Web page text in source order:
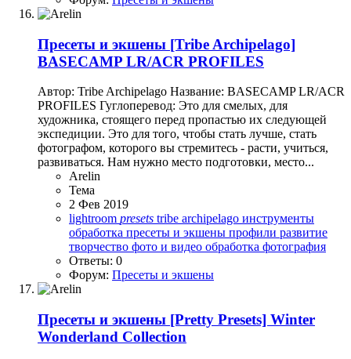
Пресеты и экшены [Tribe Archipelago]
BASECAMP LR/ACR PROFILES
Автор: Tribe Archipelago Название: BASECAMP LR/ACR
PROFILES Гуглоперевод: Это для смелых, для
художника, стоящего перед пропастью их следующей
экспедиции. Это для того, чтобы стать лучше, стать
фотографом, которого вы стремитесь - расти, учиться,
развиваться. Нам нужно место подготовки, место...
Arelin
Тема
2 Фев 2019
lightroom presets tribe archipelago инструменты
обработка пресеты и экшены профили развитие
творчество фото и видео обработка фотография
Ответы: 0
Форум: Пресеты и экшены
Пресеты и экшены [Pretty Presets] Winter
Wonderland Collection